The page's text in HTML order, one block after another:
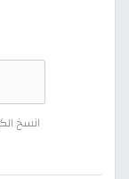
انسخ